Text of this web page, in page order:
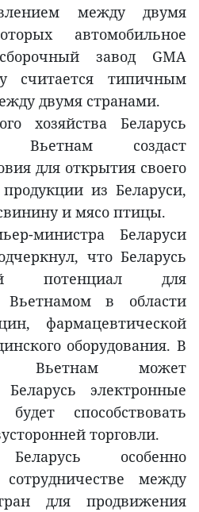
между двумя
автомобильное
завод GMA
считается типичным
двумя странами.
хозяйства Беларусь
Вьетнам создаст
для открытия своего
из Беларуси,
и мясо птицы.
министра Беларуси
что Беларусь
потенциал для
Вьетнамом в области
фармацевтической
оборудования. В
Вьетнам может
электронные
способствовать
торговли.
особенно
между
для продвижения